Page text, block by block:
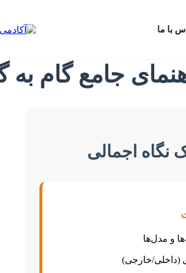
با ما
جامع گام به
نگاه اجمالی
و مدل‌ها
(داخلی/خارجی)